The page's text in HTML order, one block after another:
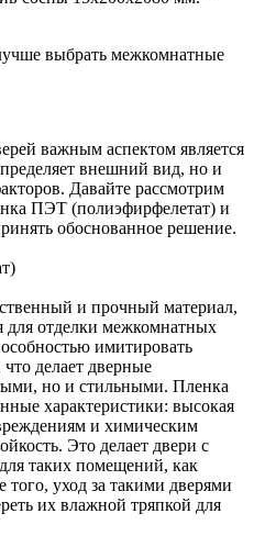
выбрать межкомнатные
важным аспектом является
внешний вид, но и
Давайте рассмотрим
ПЭТ (полиэфирфелетат) и
обоснованное решение.
и прочный материал,
для отделки межкомнатных
имитировать
что делает дверные
но и стильными. Пленка
характеристики: высокая
и химическим
Это делает двери с
таких помещений, как
уход за такими дверями
их влажной тряпкой для